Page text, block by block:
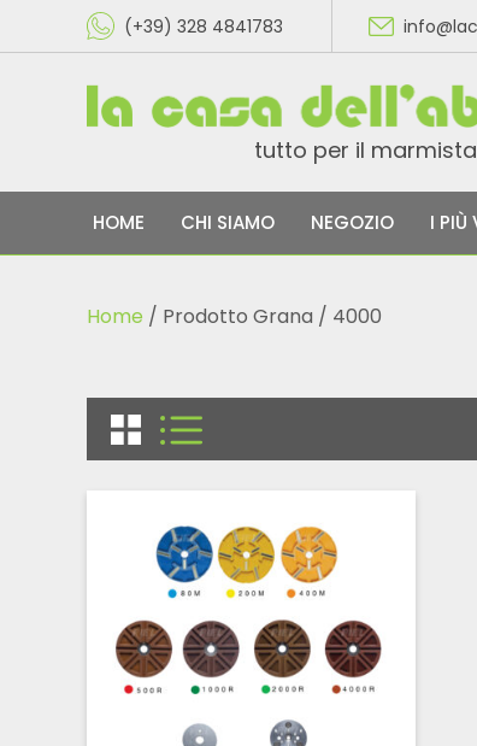
(+39) 328 4841783
tutto per il marmista
HOME CHI SIAMO NEGOZIO I PIÙ
Home / Prodotto Grana / 4000